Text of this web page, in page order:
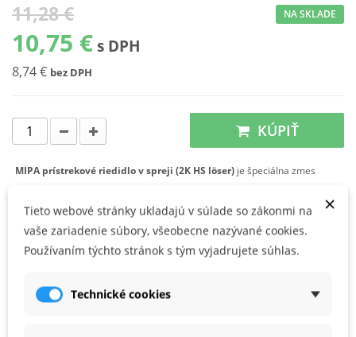
11,28 €
10,75 € s DPH
8,74 € bez DPH
NA SKLADE
KÚPIŤ
MIPA prístrekové riedidlo v spreji (2K HS löser) je špeciálna zmes
povrch starého laku dôjde ku spojeniu starého laku s novým lakom, lepšie
pohlcuje rozprach a vytvára hladký prechod zo starého na nový lak, ktorý
postačuje pri správnej aplikácii už len preleštiť. Určený je pre prácu s
riedidla.
×
Tieto webové stránky ukladajú v súlade so zákonmi na
vaše zariadenie súbory, všeobecne nazývané cookies.
Používaním týchto stránok s tým vyjadrujete súhlas.
Technické cookies